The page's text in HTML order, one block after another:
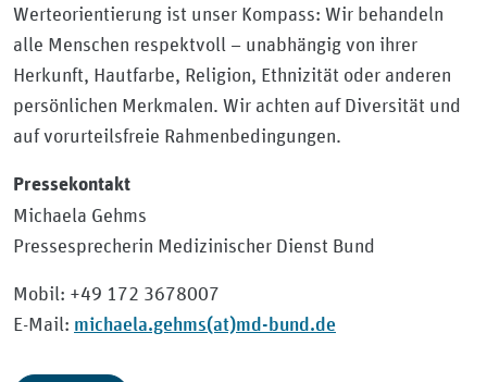
Werteorientierung ist unser Kompass: Wir behandeln
alle Menschen respektvoll – unabhängig von ihrer
Herkunft, Hautfarbe, Religion, Ethnizität oder anderen
persönlichen Merkmalen. Wir achten auf Diversität und
auf vorurteilsfreie Rahmenbedingungen.
Pressekontakt
Michaela Gehms
Pressesprecherin Medizinischer Dienst Bund
Mobil: +49 172 3678007
E-Mail: michaela.gehms(at)md-bund.de